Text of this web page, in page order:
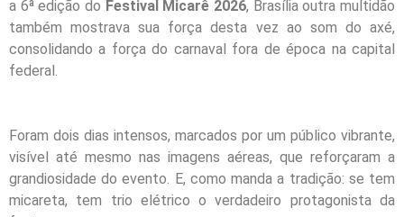
a 6ª edição do Festival Micarê 2026, Brasília outra multidão
também mostrava sua força desta vez ao som do axé,
consolidando a força do carnaval fora de época na capital
federal.
Foram dois dias intensos, marcados por um público vibrante,
visível até mesmo nas imagens aéreas, que reforçaram a
grandiosidade do evento. E, como manda a tradição: se tem
micareta, tem trio elétrico o verdadeiro protagonista da